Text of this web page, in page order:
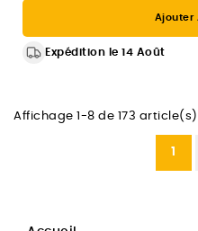
Ajouter
Expédition le 14 Août
Affichage 1-8 de 173 article(s)
1